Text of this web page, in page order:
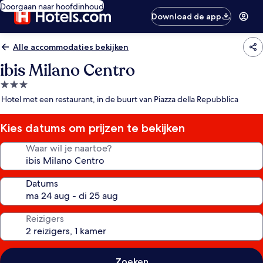
Doorgaan naar hoofdinhoud
Download de app
Alle accommodaties bekijken
ibis Milano Centro
3.0-
sterrenaccommodatie
Hotel met een restaurant, in de buurt van Piazza della Repubblica
Kies datums om prijzen te bekijken
Waar wil je naartoe?
Datums
Reizigers